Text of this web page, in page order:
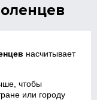
насчитывает
чтобы
или городу